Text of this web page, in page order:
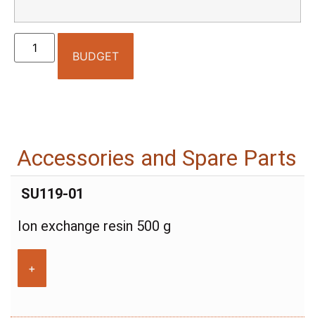
BUDGET
Accessories and Spare Parts
SU119-01
Ion exchange resin 500 g
+